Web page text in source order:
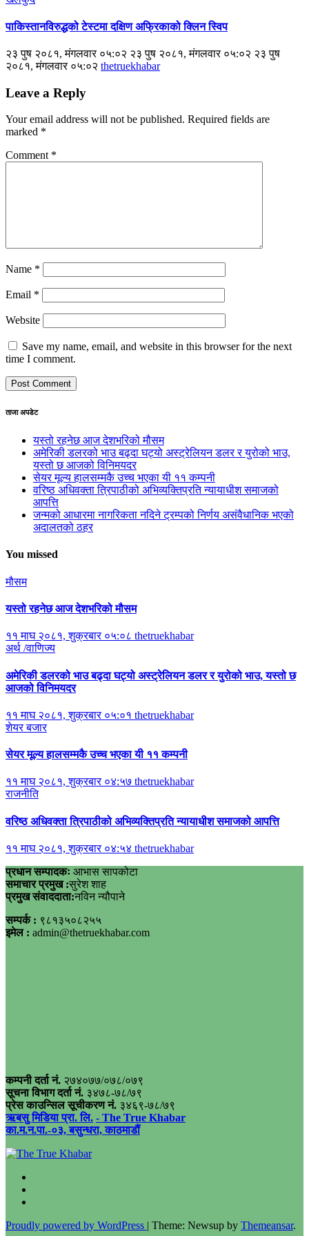
पाकिस्तानविरुद्धको टेस्टमा दक्षिण अफ्रिकाको क्लिन स्विप
२३ पुष २०८१, मंगलवार ०५:०२ २३ पुष २०८१, मंगलवार ०५:०२ २३ पुष
२०८१, मंगलवार ०५:०२ thetruekhabar
Leave a Reply
Your email address will not be published. Required fields are
marked *
Comment *
Name *
Email *
Website
Save my name, email, and website in this browser for the next
time I comment.
ताजा अपडेट
यस्तो रहनेछ आज देशभरिको मौसम
अमेरिकी डलरको भाउ बढ्दा घट्यो अस्ट्रेलियन डलर र युरोको भाउ,
यस्तो छ आजको विनिमयदर
सेयर मूल्य हालसम्मकै उच्च भएका यी ११ कम्पनी
वरिष्ठ अधिवक्ता त्रिपाठीको अभिव्यक्तिप्रति न्यायाधीश समाजको
आपत्ति
जन्मको आधारमा नागरिकता नदिने ट्रम्पको निर्णय असंवैधानिक भएको
अदालतको ठहर
You missed
मौसम
यस्तो रहनेछ आज देशभरिको मौसम
११ माघ २०८१, शुक्रबार ०५:०८ thetruekhabar
अर्थ /वाणिज्य
अमेरिकी डलरको भाउ बढ्दा घट्यो अस्ट्रेलियन डलर र युरोको भाउ, यस्तो छ
आजको विनिमयदर
११ माघ २०८१, शुक्रबार ०५:०१ thetruekhabar
शेयर बजार
सेयर मूल्य हालसम्मकै उच्च भएका यी ११ कम्पनी
११ माघ २०८१, शुक्रबार ०४:५७ thetruekhabar
राजनीति
वरिष्ठ अधिवक्ता त्रिपाठीको अभिव्यक्तिप्रति न्यायाधीश समाजको आपत्ति
११ माघ २०८१, शुक्रबार ०४:५४ thetruekhabar
प्रधान सम्पादकः आभास सापकोटा
समाचार प्रमुख :सुरेश शाह
प्रमुख संवाददाता:नविन न्यौपाने
सम्पर्क : ९८१३५०८२५५
इमेल : admin@thetruekhabar.com
कम्पनी दर्ता नं. २७४०७७/०७८/०७९
सूचना विभाग दर्ता नं. ३४७८-७८/७९
प्रेस काउन्सिल सूचीकरण नं. ३४६९-७८/७९
ऋबसु मिडिया प्रा. लि. - The True Khabar
का.म.न.पा.-०३, बसुन्धरा, काठमाडौं
Proudly powered by WordPress | Theme: Newsup by Themeansar.